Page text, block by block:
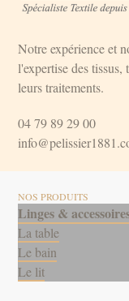
Notre expérience et
l'expertise des tissus,
leurs traitements.
04 79 89 29 00
NOS PRODUITS
Linges &
La table
Le bain
Le lit